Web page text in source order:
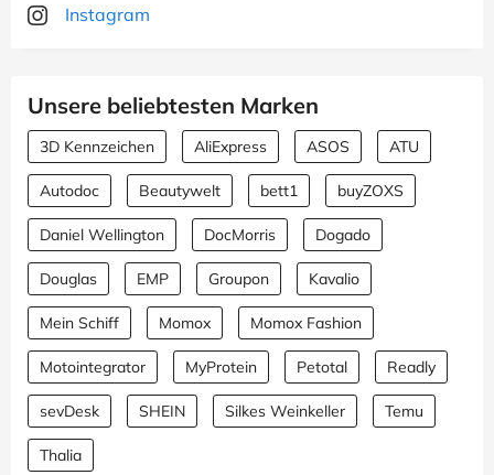
Instagram
Unsere beliebtesten Marken
3D Kennzeichen AliExpress ASOS ATU
Autodoc Beautywelt bett1 buyZOXS
Daniel Wellington DocMorris Dogado
Douglas EMP Groupon Kavalio
Mein Schiff Momox Momox Fashion
Motointegrator MyProtein Petotal Readly
sevDesk SHEIN Silkes Weinkeller Temu
Thalia